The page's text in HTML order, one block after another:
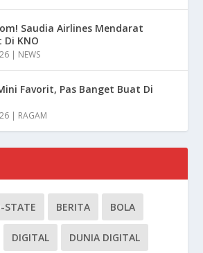
Saudia Airlines Mendarat
KNO
| NEWS
Favorit, Pas Banget Buat Di
| RAGAM
STATE BERITA BOLA
DIGITAL DUNIA DIGITAL